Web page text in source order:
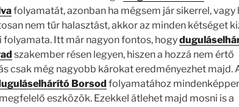
folyamatát, azonban ha mégsem jár sikerrel, vagy
nem tűr halasztást, akkor az minden kétséget
folyamata. Itt már nagyon fontos, hogy
szakember résen legyen, hiszen a hozzá nem értő
csak még nagyobb károkat eredményezhet majd.
Borsod folyamatához
eszközök. Ezekkel átlehet majd mosni is a